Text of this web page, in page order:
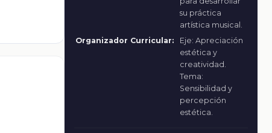
su práctica
artística musical.
Organizador Curricular:
Eje: Apreciación
estética y
creatividad.
Tema:
Sensibilidad y
percepción
estética.